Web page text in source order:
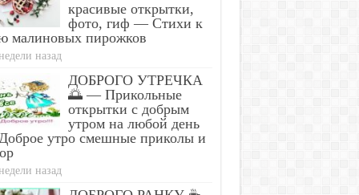
красивые открытки,
фото, гиф — Стихи к
малиновых пирожков
назад
ДОБРОГО УТРЕЧКА
🌅 — Прикольные
открытки с добрым
утром на любой день
утро смешные приколы и
назад